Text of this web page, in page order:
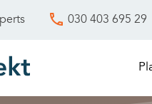
030 403 695 29